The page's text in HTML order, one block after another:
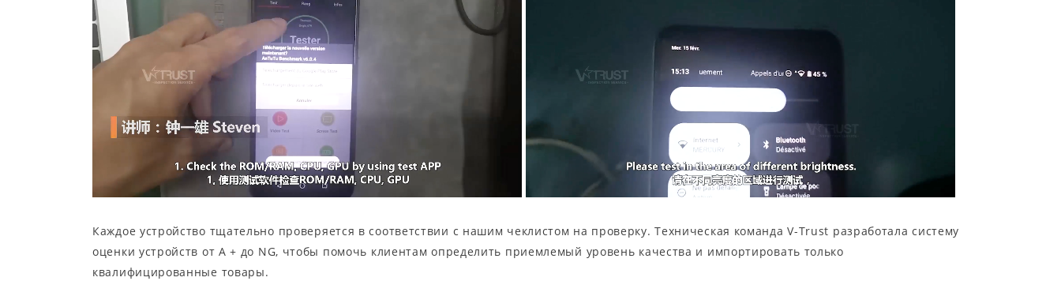
Каждое устройство тщательно проверяется в соответствии с нашим чеклистом на проверку. Техническая команда V-Trust разработала систему
оценки устройств от A + до NG, чтобы помочь клиентам определить приемлемый уровень качества и импортировать только
квалифицированные товары.